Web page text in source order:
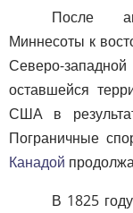
После
Миннесоты к
Северо-
оставшейся
США в
Пограничные
Канадой
В 1825